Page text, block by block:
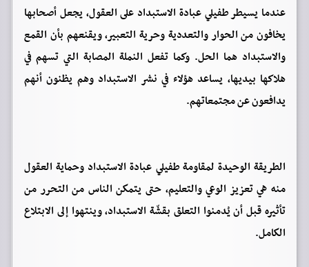
عندما يسيطر طفيلي عبادة الاستبداد على العقول، يجعل أصحابها
يخافون من الحوار والتعددية وحرية التعبير، ويقنعهم بأن القمع
والاستبداد هما الحل. وكما تفعل النملة المصابة التي تسهم في
هلاكها بيديها، يساعد هؤلاء في نشر الاستبداد وهم يظنون أنهم
يدافعون عن مجتمعاتهم.
الطريقة الوحيدة لمقاومة طفيلي عبادة الاستبداد وحماية العقول
منه هي تعزيز الوعي والتعليم، حتى يتمكن الناس من التحرر من
تأثيره قبل أن يُدمنوا التعلق بقشّة الاستبداد، وينتهوا إلى الابتلاع
الكامل.